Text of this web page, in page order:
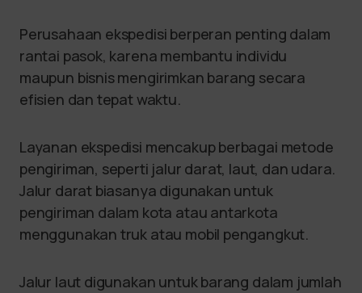
Perusahaan ekspedisi berperan penting dalam
rantai pasok, karena membantu individu
maupun bisnis mengirimkan barang secara
efisien dan tepat waktu.
Layanan ekspedisi mencakup berbagai metode
pengiriman, seperti jalur darat, laut, dan udara.
Jalur darat biasanya digunakan untuk
pengiriman dalam kota atau antarkota
menggunakan truk atau mobil pengangkut.
Jalur laut digunakan untuk barang dalam jumlah